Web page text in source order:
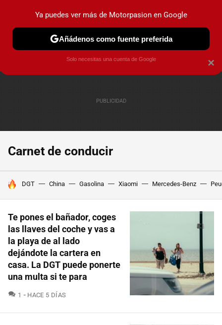
PRUEBAS COCHES ELÉCTRICOS OBSERVATORIO
Carnet de conducir
HOY SE HABLA DE
DGT China Gasolina Xiaomi Mercedes-Benz
Te pones el bañador, coges
las llaves del coche y vas a
la playa de al lado
dejándote la cartera en
casa. La DGT puede ponerte
una multa si te para
1 COMENTARIOS
HACE 5 DÍAS
×
Ya puedes ver más de Motorpasion en Google
Añádenos como fuente preferida
Solo necesitas una cuenta de Google